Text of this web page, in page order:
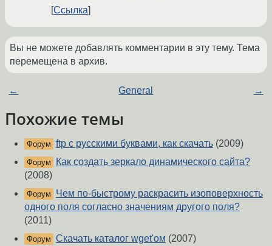
Ссылка
Вы не можете добавлять комментарии в эту тему. Тема
перемещена в архив.
← General →
Похожие темы
Форум ftp с русскими буквами, как скачать (2009)
Форум
Как создать зеркало динамического сайта?
(2008)
Форум
Чем по-быстрому раскрасить изоповерхность
одного поля согласно значениям другого поля?
(2011)
Форум Скачать каталог wget'ом (2007)